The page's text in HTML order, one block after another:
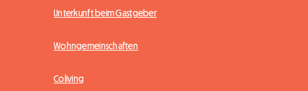
Unterkunft beim Gastgeber
Wohngemeinschaften
Coliving